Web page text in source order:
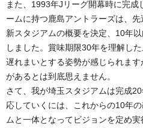
また、1993年Jリーグ開幕時に完
ームに持つ鹿島アントラーズは、
新スタジアムの概要を決定、10年
しました。賞味期限30年を理解し
遅れまいとする姿勢が感じられま
があるとは到底思えません。
さて、我が埼玉スタジアムは完成
応していくには、これからの10年
ムと一体となってビジョンを定め